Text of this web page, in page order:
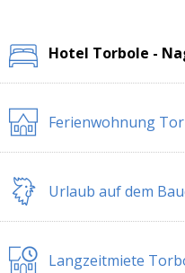
Hotel Torbole -
Ferienwohnung
Urlaub auf dem
Langzeitmiete